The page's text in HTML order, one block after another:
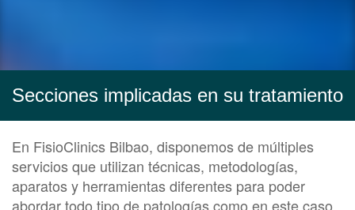
Secciones implicadas en su tratamiento
En FisioClinics Bilbao, disponemos de múltiples
servicios que utilizan técnicas, metodologías,
aparatos y herramientas diferentes para poder
abordar todo tipo de patologías como en este caso